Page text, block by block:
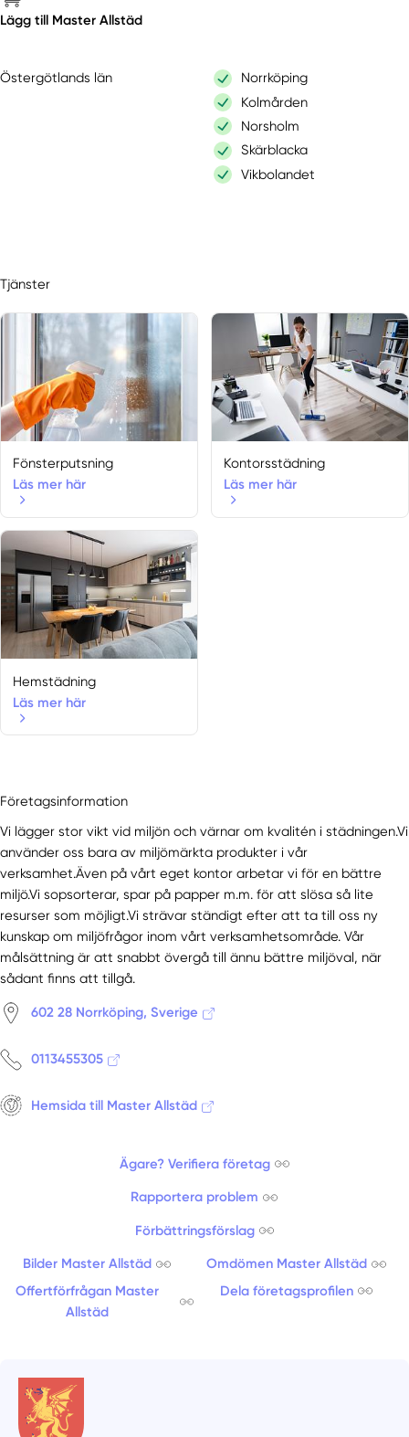
Lägg till Master Allstäd
Östergötlands län
Norrköping
Kolmården
Norsholm
Skärblacka
Vikbolandet
Tjänster
Fönsterputsning
Läs mer här
Kontorsstädning
Läs mer här
Hemstädning
Läs mer här
Företagsinformation
Vi lägger stor vikt vid miljön och värnar om kvalitén i städningen.Vi
använder oss bara av miljömärkta produkter i vår
verksamhet.Även på vårt eget kontor arbetar vi för en bättre
miljö.Vi sopsorterar, spar på papper m.m. för att slösa så lite
resurser som möjligt.Vi strävar ständigt efter att ta till oss ny
kunskap om miljöfrågor inom vårt verksamhetsområde. Vår
målsättning är att snabbt övergå till ännu bättre miljöval, när
sådant finns att tillgå.
602 28 Norrköping, Sverige
0113455305
Hemsida till Master Allstäd
Ägare? Verifiera företag
Rapportera problem
Förbättringsförslag
Bilder Master Allstäd
Omdömen Master Allstäd
Offertförfrågan Master
Allstäd
Dela företagsprofilen